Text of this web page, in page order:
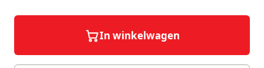
In winkelwagen